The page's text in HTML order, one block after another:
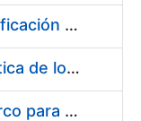
Servicio de Calibración y Verificación Externa de los Equipos de Medición del Servicio de Prevención de la FNMT-RCM
Conexión mediante Fibra Óptica de los Centros de Proceso de Datos (CPDs) de las sedes de la FNMT-RCM de Burgos y Madrid
Contratación de acuerdo marco para el Suministro de Material de Electricidad para la Fábrica Nacional de Moneda y Timbre-Real Casa de la Moneda en su centro de trabajo de Burgos